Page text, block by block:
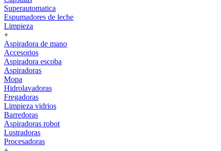
Superautomatica
Espumadores de leche
Limpieza
+
Aspiradora de mano
Accesorios
Aspiradora escoba
Aspiradoras
Mopa
Hidrolavadoras
Fregadoras
Limpieza vidrios
Barredoras
Aspiradoras robot
Lustradoras
Procesadoras